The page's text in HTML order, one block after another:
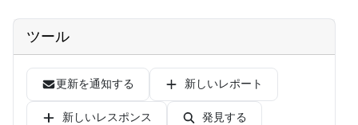
ツール
更新を通知する 新しいレポート
新しいレスポンス 発見する